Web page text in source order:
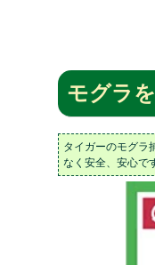
モグラ
タイガーのモグラ
なく安全、安心で